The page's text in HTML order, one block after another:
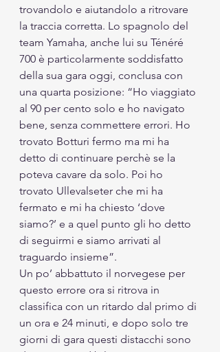
trovandolo e aiutandolo a ritrovare
la traccia corretta. Lo spagnolo del
team Yamaha, anche lui su Ténéré
700 è particolarmente soddisfatto
della sua gara oggi, conclusa con
una quarta posizione: “Ho viaggiato
al 90 per cento solo e ho navigato
bene, senza commettere errori. Ho
trovato Botturi fermo ma mi ha
detto di continuare perchè se la
poteva cavare da solo. Poi ho
trovato Ullevalseter che mi ha
fermato e mi ha chiesto ‘dove
siamo?’ e a quel punto gli ho detto
di seguirmi e siamo arrivati al
traguardo insieme”.
Un po’ abbattuto il norvegese per
questo errore ora si ritrova in
classifica con un ritardo dal primo di
un ora e 24 minuti, e dopo solo tre
giorni di gara questi distacchi sono